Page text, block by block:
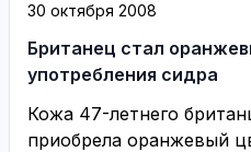
30 октября 2008
Британец стал
употребления сидра
Кожа 47-летнего
приобрела оранжевый